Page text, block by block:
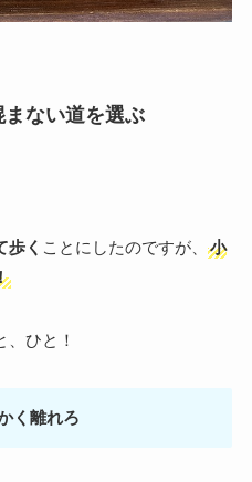
ない道を選ぶ
歩く ことにしたのですが、
小
ひと！
く離れろ